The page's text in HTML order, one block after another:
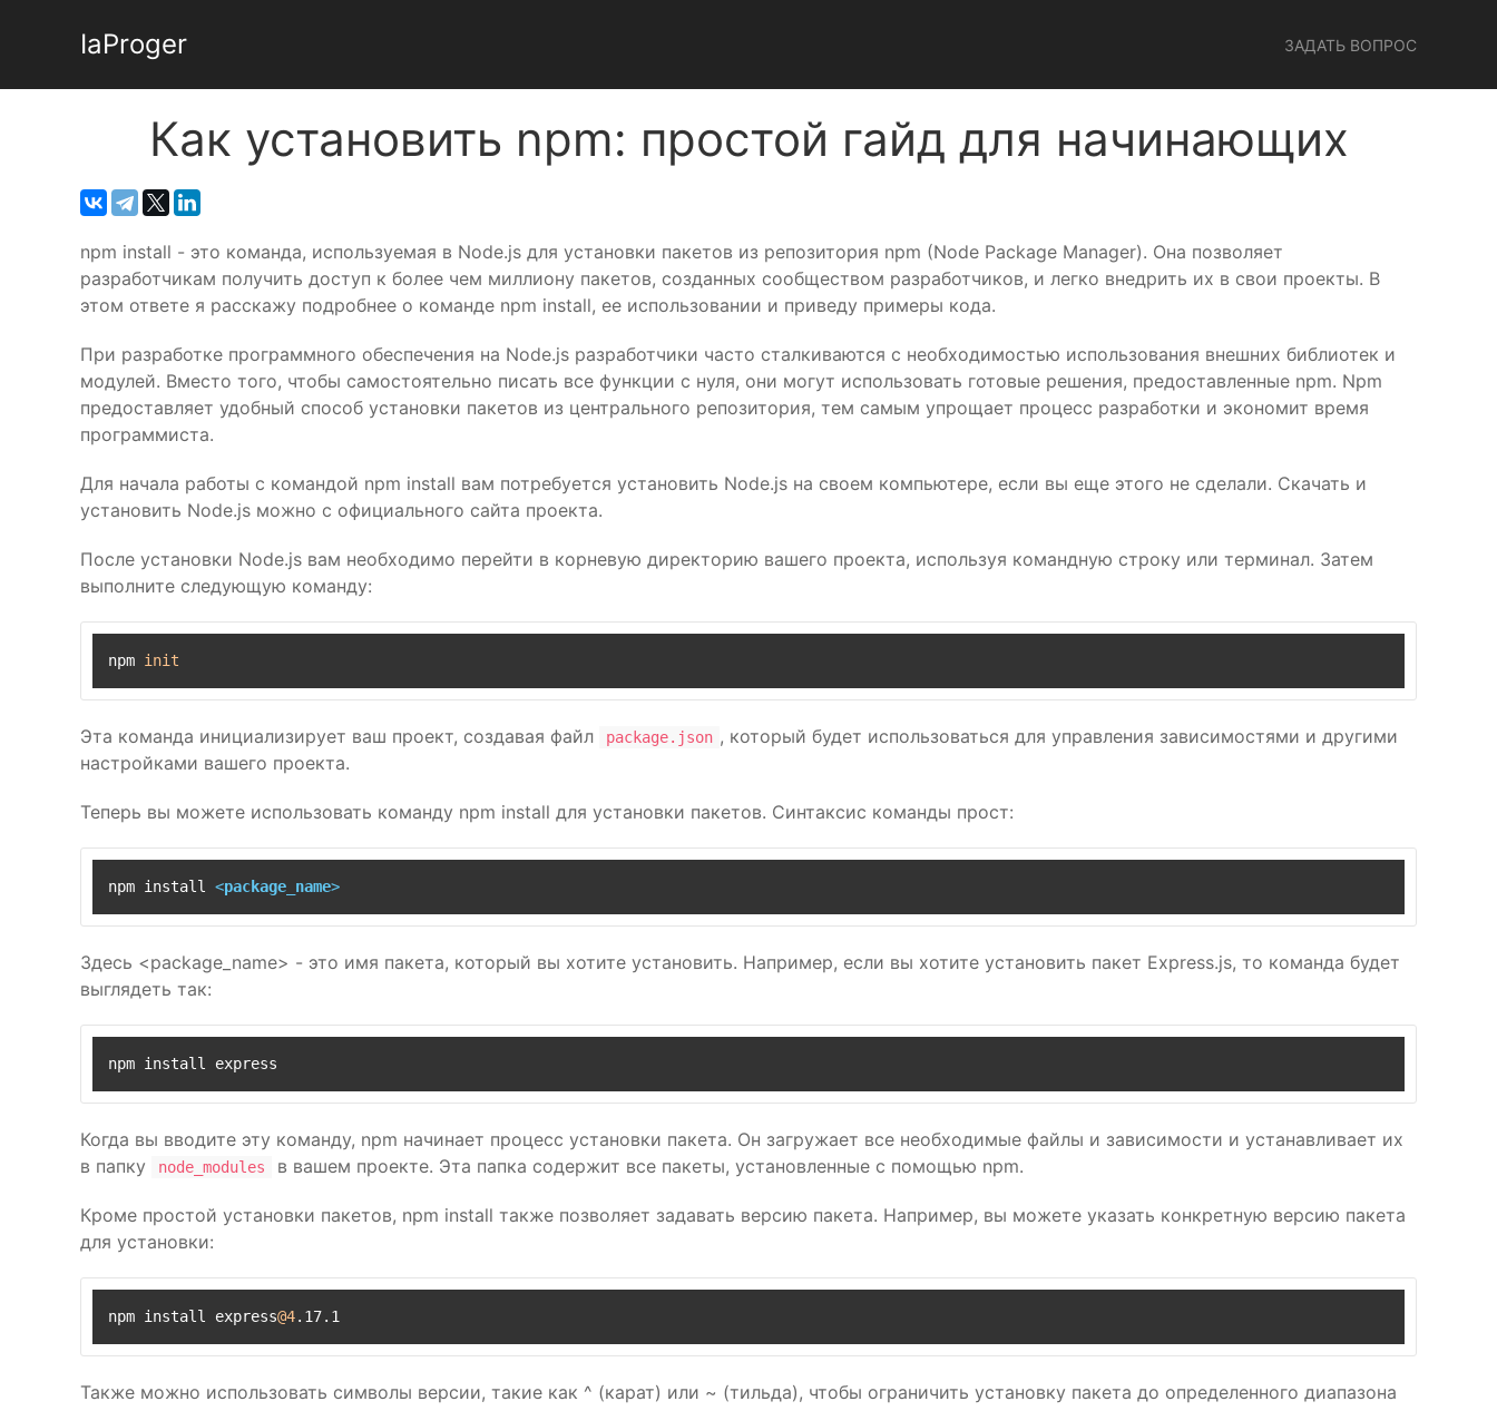
IaProger ЗАДАТЬ ВОПРОС
Как установить npm: простой гайд для начинающих
npm install - это команда, используемая в Node.js для установки пакетов из репозитория npm (Node Package Manager). Она позволяет
разработчикам получить доступ к более чем миллиону пакетов, созданных сообществом разработчиков, и легко внедрить их в свои проекты. В
этом ответе я расскажу подробнее о команде npm install, ее использовании и приведу примеры кода.
При разработке программного обеспечения на Node.js разработчики часто сталкиваются с необходимостью использования внешних библиотек и
модулей. Вместо того, чтобы самостоятельно писать все функции с нуля, они могут использовать готовые решения, предоставленные npm. Npm
предоставляет удобный способ установки пакетов из центрального репозитория, тем самым упрощает процесс разработки и экономит время
программиста.
Для начала работы с командой npm install вам потребуется установить Node.js на своем компьютере, если вы еще этого не сделали. Скачать и
установить Node.js можно с официального сайта проекта.
После установки Node.js вам необходимо перейти в корневую директорию вашего проекта, используя командную строку или терминал. Затем
выполните следующую команду:
npm init
Эта команда инициализирует ваш проект, создавая файл package.json , который будет использоваться для управления зависимостями и другими
настройками вашего проекта.
Теперь вы можете использовать команду npm install для установки пакетов. Синтаксис команды прост:
npm install <package_name>
Здесь <package_name> - это имя пакета, который вы хотите установить. Например, если вы хотите установить пакет Express.js, то команда будет
выглядеть так:
npm install express
Когда вы вводите эту команду, npm начинает процесс установки пакета. Он загружает все необходимые файлы и зависимости и устанавливает их
в папку
node_modules в вашем проекте. Эта папка содержит все пакеты, установленные с помощью npm.
Кроме простой установки пакетов, npm install также позволяет задавать версию пакета. Например, вы можете указать конкретную версию пакета
для установки:
npm install express@4.17.1
Также можно использовать символы версии, такие как ^ (карат) или ~ (тильда), чтобы ограничить установку пакета до определенного диапазона